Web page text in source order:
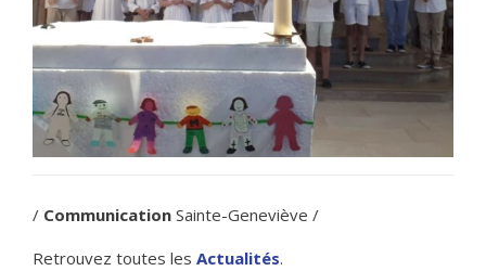
/ Communication Sainte-Geneviève /
Retrouvez toutes les Actualités.